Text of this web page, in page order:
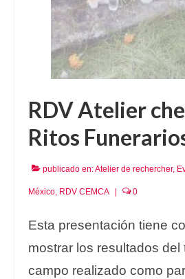
RDV Atelier
Ritos
publicado en:Atelier de rechercher,
México, RDV CEMCA 0
Esta presentación tiene
mostrar los resultados del
campo realizado como